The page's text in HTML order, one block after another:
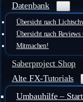
Datenbank
Übersicht nach
Übersicht nach Reviews
Mitmachen!
Saberproject Shop
Alte FX-Tutorials
Umbauhilfe –